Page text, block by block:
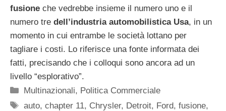
fusione che vedrebbe insieme il numero uno e il
numero tre dell’industria automobilistica Usa, in un
momento in cui entrambe le società lottano per
tagliare i costi. Lo riferisce una fonte informata dei
fatti, precisando che i colloqui sono ancora ad un
livello “esplorativo”.
Categorie
Multinazionali, Politica Commerciale
Tag
auto,chapter 11, Chrysler, Detroit, Ford,fusione,